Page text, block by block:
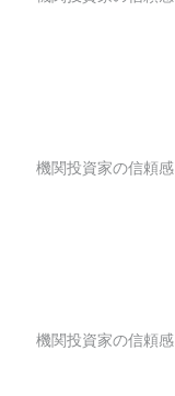
機関投資家の信頼感
機関投資家の信頼感